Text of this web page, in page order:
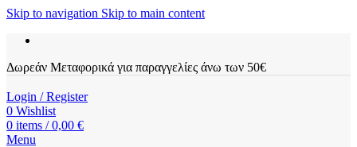
Skip to navigation Skip to main content
Δωρεάν Μεταφορικά για παραγγελίες άνω των 50€
Login / Register
0 Wishlist
0 items / 0,00 €
Menu